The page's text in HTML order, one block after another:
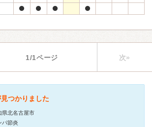
1/1ページ 次»
つかりました
県北名古屋市
パ節炎